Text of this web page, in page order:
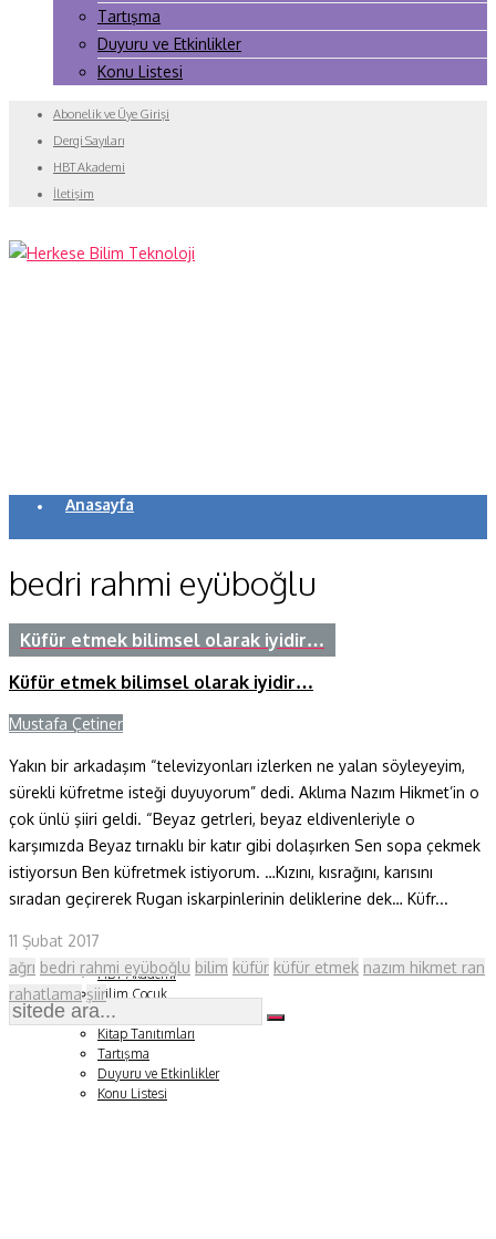
Tartışma
Duyuru ve Etkinlikler
Konu Listesi
Abonelik ve Üye Girişi
Dergi Sayıları
HBT Akademi
İletişim
Anasayfa
Yazarlar
Makaleler
Dergi Sayıları
Yaşam Bilimleri
Sağlık
Fizik ve Uzay
Gezegenimiz
Teknoyaşam
Fazlası
HBT Akademi
Bilim Çocuk
Soru ve Yanıt
Kitap Tanıtımları
Tartışma
Duyuru ve Etkinlikler
Konu Listesi
bedri rahmi eyüboğlu
Küfür etmek bilimsel olarak iyidir…
Küfür etmek bilimsel olarak iyidir…
Mustafa Çetiner
Yakın bir arkadaşım “televizyonları izlerken ne yalan söyleyeyim,
sürekli küfretme isteği duyuyorum” dedi. Aklıma Nazım Hikmet’in o
çok ünlü şiiri geldi. “Beyaz getrleri, beyaz eldivenleriyle o
karşımızda Beyaz tırnaklı bir katır gibi dolaşırken Sen sopa çekmek
istiyorsun Ben küfretmek istiyorum. …Kızını, kısrağını, karısını
sıradan geçirerek Rugan iskarpinlerinin deliklerine dek… Küfr...
11 Şubat 2017
ağrı bedri rahmi eyüboğlu bilim küfür küfür etmek nazım hikmet ran
rahatlama şiir